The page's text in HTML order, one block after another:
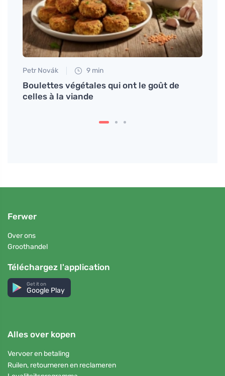
Petr Novák 9 min
Boulettes végétales qui ont le goût de
celles à la viande
Ferwer
Over ons
Groothandel
Téléchargez l'application
Get it on
Google Play
Alles over kopen
Vervoer en betaling
Ruilen, retourneren en reclameren